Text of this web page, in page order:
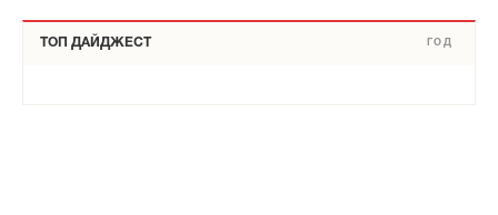
ТОП ДАЙДЖЕСТ ГОД